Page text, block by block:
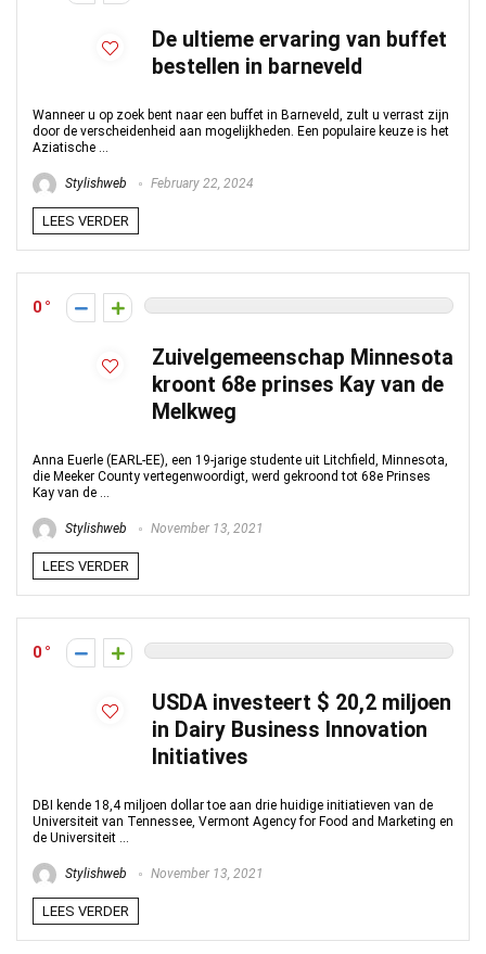
De ultieme ervaring van buffet
bestellen in barneveld
Wanneer u op zoek bent naar een buffet in Barneveld, zult u verrast zijn
door de verscheidenheid aan mogelijkheden. Een populaire keuze is het
Aziatische ...
Stylishweb February 22, 2024
LEES VERDER
0
Zuivelgemeenschap Minnesota
kroont 68e prinses Kay van de
Melkweg
Anna Euerle (EARL-EE), een 19-jarige studente uit Litchfield, Minnesota,
die Meeker County vertegenwoordigt, werd gekroond tot 68e Prinses
Kay van de ...
Stylishweb November 13, 2021
LEES VERDER
0
USDA investeert $ 20,2 miljoen
in Dairy Business Innovation
Initiatives
DBI kende 18,4 miljoen dollar toe aan drie huidige initiatieven van de
Universiteit van Tennessee, Vermont Agency for Food and Marketing en
de Universiteit ...
Stylishweb November 13, 2021
LEES VERDER